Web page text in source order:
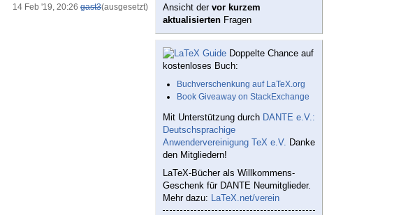
14 Feb '19, 20:26 gast3(ausgesetzt) Ansicht der vor kurzem
aktualisierten Fragen
Doppelte Chance auf
kostenloses Buch:
Buchverschenkung auf LaTeX.org
Book Giveaway on StackExchange
Mit Unterstützung durch DANTE e.V.:
Deutschsprachige
Anwendervereinigung TeX e.V. Danke
den Mitgliedern!
LaTeX-Bücher als Willkommens-
Geschenk für DANTE Neumitglieder.
Mehr dazu: LaTeX.net/verein